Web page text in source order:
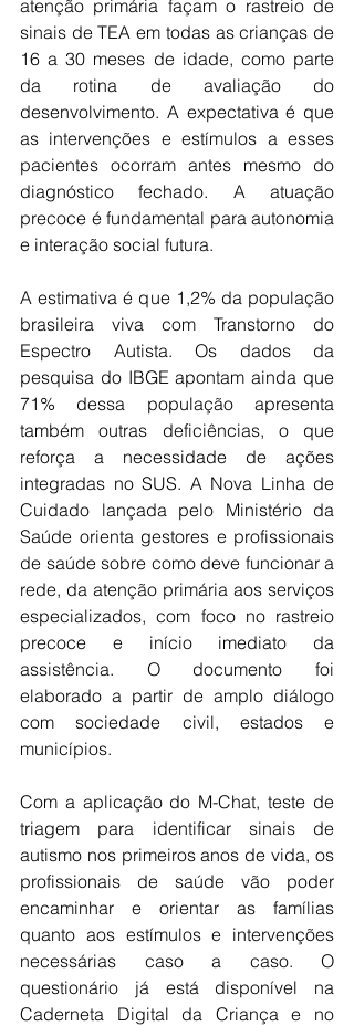
atenção primária façam o rastreio de
sinais de TEA em todas as crianças de
16 a 30 meses de idade, como parte
da rotina de avaliação do
desenvolvimento. A expectativa é que
as intervenções e estímulos a esses
pacientes ocorram antes mesmo do
diagnóstico fechado. A atuação
precoce é fundamental para autonomia
e interação social futura.
A estimativa é que 1,2% da população
brasileira viva com Transtorno do
Espectro Autista. Os dados da
pesquisa do IBGE apontam ainda que
71% dessa população apresenta
também outras deficiências, o que
reforça a necessidade de ações
integradas no SUS. A Nova Linha de
Cuidado lançada pelo Ministério da
Saúde orienta gestores e profissionais
de saúde sobre como deve funcionar a
rede, da atenção primária aos serviços
especializados, com foco no rastreio
precoce e início imediato da
assistência. O documento foi
elaborado a partir de amplo diálogo
com sociedade civil, estados e
municípios.
Com a aplicação do M-Chat, teste de
triagem para identificar sinais de
autismo nos primeiros anos de vida, os
profissionais de saúde vão poder
encaminhar e orientar as famílias
quanto aos estímulos e intervenções
necessárias caso a caso. O
questionário já está disponível na
Caderneta Digital da Criança e no